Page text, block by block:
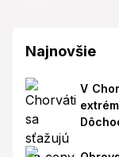
Najnovšie
V